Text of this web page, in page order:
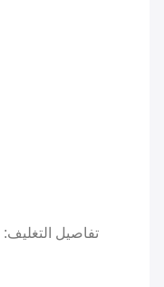
تفاصيل التغليف: